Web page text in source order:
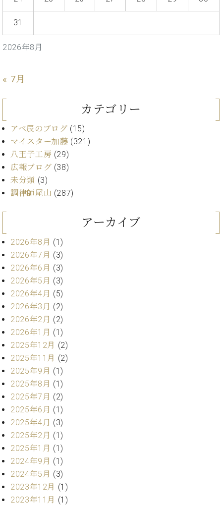
ラ
ピ
シ
ュ
タ
イ
ン
カ
W.
ホ
フ
マ
ン
プ
ロ
フ
ェ
ッ
シ
ョ
ナ
ル
W.
ホ
フ
マ
ン
ト
ラ
デ
ピ
ノ
の
ア
ク
セ
ス
セン
トラ
ム東
(PDF)
お
問
合
わ
せ
本
社
：
八
王
子
・
技
術
営
業
ン
タ
ー
2026年8月
31
« 7月
カテゴリー
アベ辰のブログ (15)
マイスター加藤 (321)
八王子工房 (29)
広報ブログ (38)
未分類 (3)
調律師尾山 (287)
アーカイブ
2026年8月 (1)
2026年7月 (3)
2026年6月 (3)
2026年5月 (3)
2026年4月 (5)
2026年3月 (2)
2026年2月 (2)
2026年1月 (1)
2025年12月 (2)
2025年11月 (2)
2025年9月 (1)
2025年8月 (1)
2025年7月 (2)
2025年6月 (1)
2025年4月 (3)
2025年2月 (1)
2025年1月 (1)
2024年9月 (1)
2024年5月 (3)
2023年12月 (1)
2023年11月 (1)